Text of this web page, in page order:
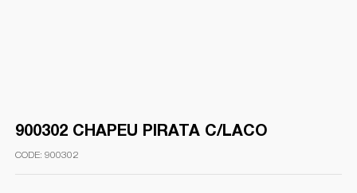
900302 CHAPEU PIRATA C/LACO
900302